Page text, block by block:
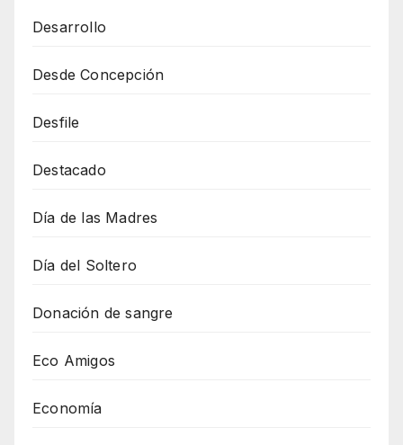
Desarrollo
Desde Concepción
Desfile
Destacado
Día de las Madres
Día del Soltero
Donación de sangre
Eco Amigos
Economía